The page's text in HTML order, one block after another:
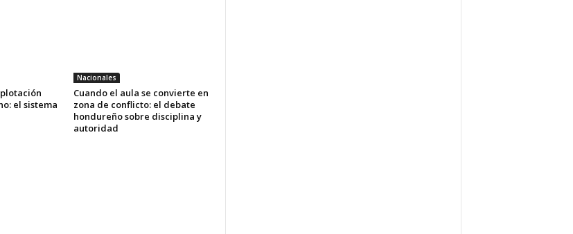
el sistema
Nacionales
Cuando el aula se convierte en
zona de conflicto: el debate
hondureño sobre disciplina y
autoridad